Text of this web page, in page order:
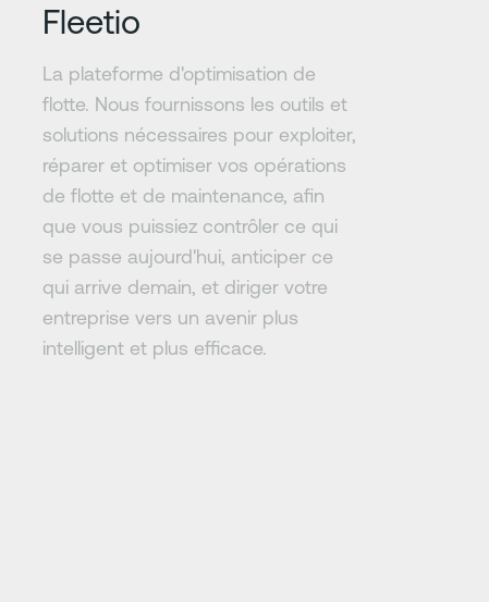
Fleetio
La plateforme d'optimisation de
flotte. Nous fournissons les outils et
solutions nécessaires pour exploiter,
réparer et optimiser vos opérations
de flotte et de maintenance, afin
que vous puissiez contrôler ce qui
se passe aujourd'hui, anticiper ce
qui arrive demain, et diriger votre
entreprise vers un avenir plus
intelligent et plus efficace.